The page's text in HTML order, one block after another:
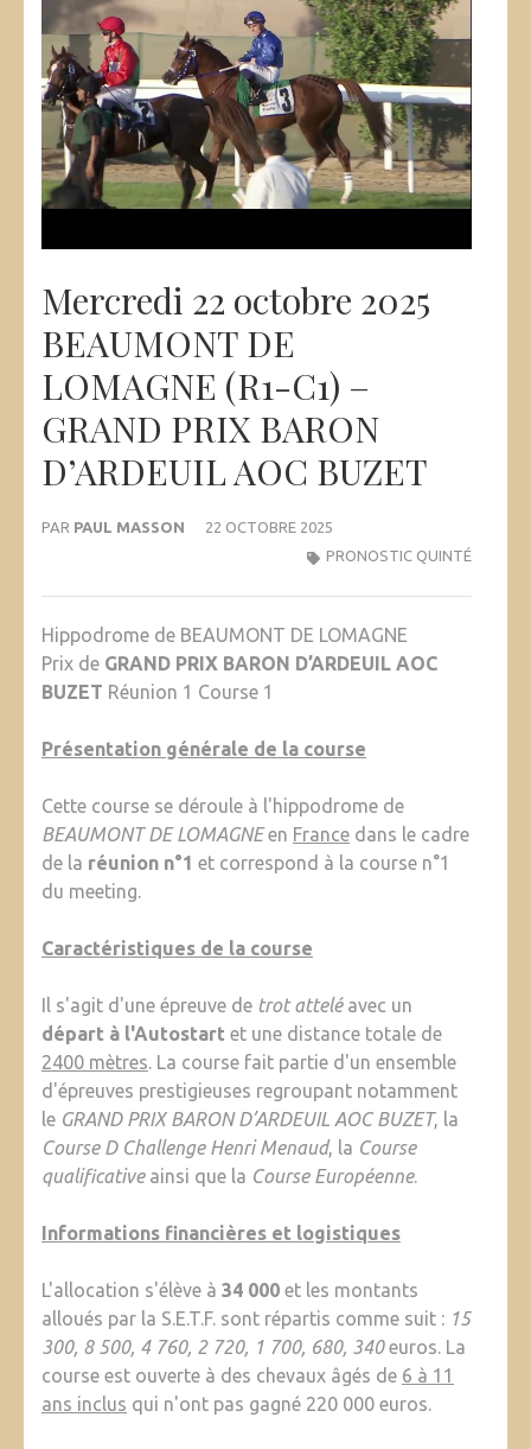
Mercredi 22 octobre 2025
BEAUMONT DE
LOMAGNE (R1-C1) –
GRAND PRIX BARON
D’ARDEUIL AOC BUZET
PAR PAUL MASSON
22 OCTOBRE 2025
PRONOSTIC QUINTÉ
Hippodrome de BEAUMONT DE LOMAGNE
Prix de GRAND PRIX BARON D’ARDEUIL AOC
BUZET Réunion 1 Course 1
Présentation générale de la course
Cette course se déroule à l'hippodrome de
BEAUMONT DE LOMAGNEen France dans le cadre
de la réunion n°1 et correspond à la course n°1
du meeting.
Caractéristiques de la course
Il s'agit d'une épreuve de trot atteléavec un
départ à l'Autostart et une distance totale de
2400 mètres. La course fait partie d'un ensemble
d'épreuves prestigieuses regroupant notamment
le GRAND PRIX BARON D’ARDEUIL AOC BUZET, la
Course D Challenge Henri Menaud, la Course
qualificativeainsi que la Course Européenne.
Informations financières et logistiques
L'allocation s'élève à 34 000 et les montants
alloués par la S.E.T.F. sont répartis comme suit : 15
300, 8 500, 4 760, 2 720, 1 700, 680, 340euros. La
course est ouverte à des chevaux âgés de 6 à 11
ans inclus qui n'ont pas gagné 220 000 euros.